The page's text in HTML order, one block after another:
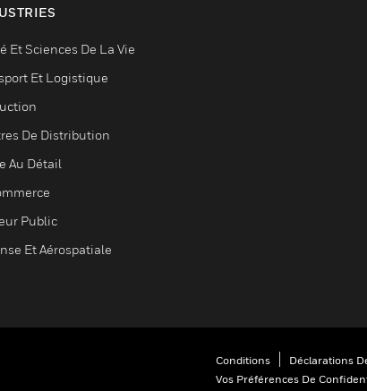
Et Sciences De La Vie
Et Logistique
De Distribution
Au Détail
Public
Et Aérospatiale
Conditions
Déclarations
Vos Préférences De